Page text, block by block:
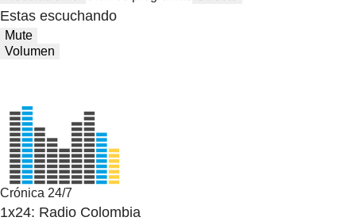
Estas escuchando
Mute
Volumen
Crónica 24/7
1x24: Radio Colombia